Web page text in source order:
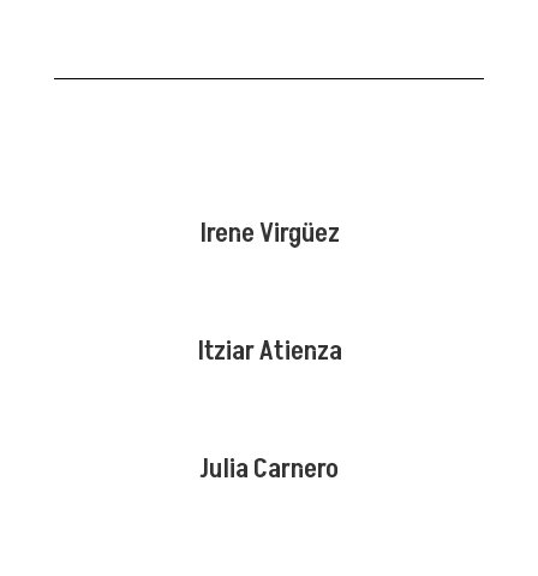
Irene Virgüez
Itziar Atienza
Julia Carnero